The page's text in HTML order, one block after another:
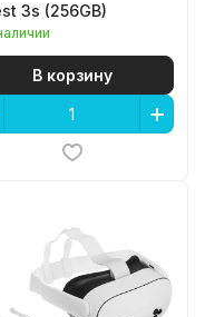
3s (256GB)
В корзину